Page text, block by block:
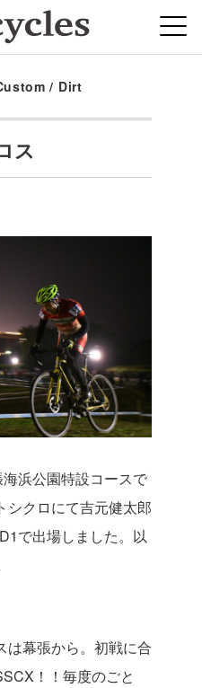
/ Dirt
ス
浜公園特設コースで
シクロにて吉元健太郎
で出場しました。以
は幕張から。初戦に合
！！毎度のごと